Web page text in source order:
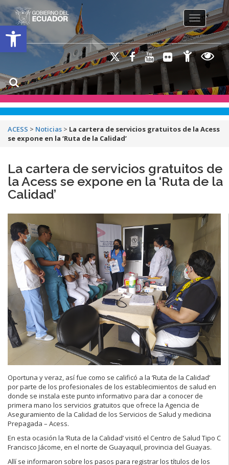
Open toolbar
Toggle
ACESS > Noticias > La cartera de servicios gratuitos de la Acess
se expone en la ‘Ruta de la Calidad’
La cartera de servicios gratuitos de
la Acess se expone en la ‘Ruta de la
Calidad’
Oportuna y veraz, así fue como se calificó a la ‘Ruta de la Calidad’
por parte de los profesionales de los establecimientos de salud en
donde se instala este punto informativo para dar a conocer de
primera mano los servicios gratuitos que ofrece la Agencia de
Aseguramiento de la Calidad de los Servicios de Salud y medicina
Prepagada – Acess.
En esta ocasión la ‘Ruta de la Calidad’ visitó el Centro de Salud Tipo C
Francisco Jácome, en el norte de Guayaquil, provincia del Guayas.
Allí se informaron sobre los pasos para registrar los títulos de los